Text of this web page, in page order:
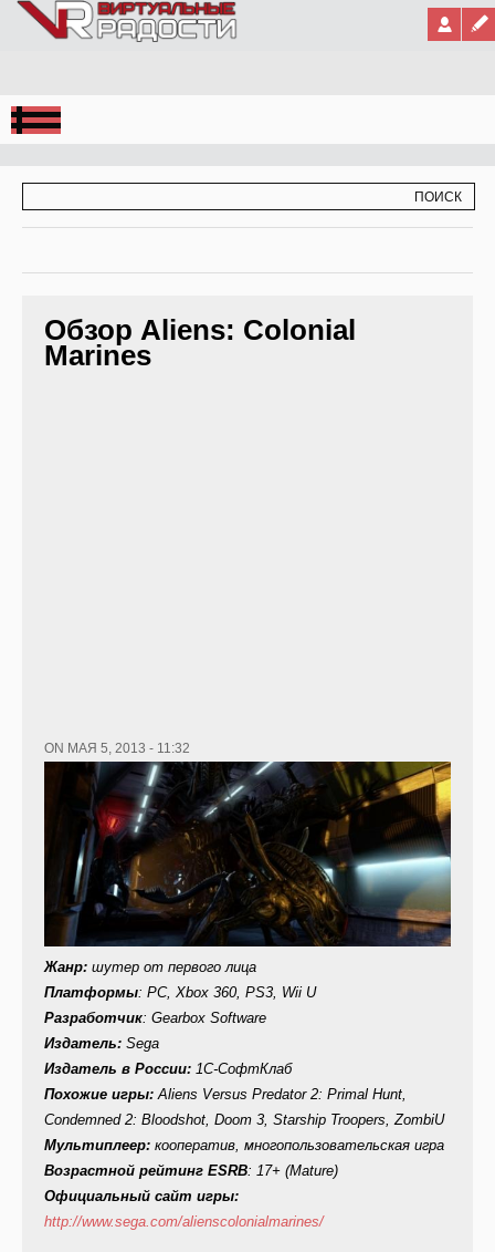
Jump to Navigation
Обзор Aliens: Colonial
Marines
ON МАЯ 5, 2013 - 11:32
Жанр: шутер от первого лица
Платформы: PC, Xbox 360, PS3, Wii U
Разработчик: Gearbox Software
Издатель: Sega
Издатель в России: 1С-СофтКлаб
Похожие игры: Aliens Versus Predator 2: Primal Hunt,
Condemned 2: Bloodshot, Doom 3, Starship Troopers, ZombiU
Мультиплеер: кооператив, многопользовательская игра
Возрастной рейтинг ESRB: 17+ (Mature)
Официальный сайт игры:
http://www.sega.com/alienscolonialmarines/